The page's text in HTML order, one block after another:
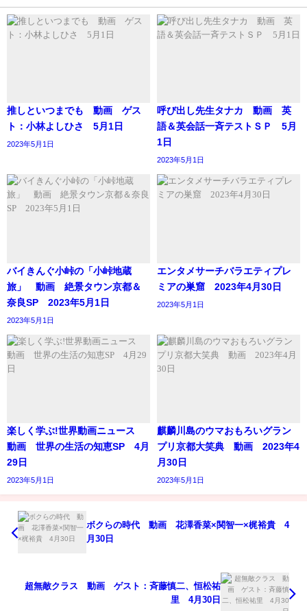
推しといつまでも 動画 ゲス
ト：小林よしひさ 5月1日
2023年5月1日
呼び出し先生タナカ 動画 英
語＆英会話一斉テストＳＰ 5月
1日
2023年5月1日
バイきんぐ小峠の「小峠地蔵
旅」 動画 絶景タウン京都＆
奈良SP 2023年5月1日
2023年5月1日
エンタメサーチバラエティプレ
ミアの巣窟 2023年4月30日
2023年5月1日
楽しく学ぶ!世界動画ニュース
動画 世界の生活の知恵SP 4月
29日
2023年5月1日
麒麟川島のウマおもろいグラン
プリ京都大笑典 動画 2023年4
月30日
2023年5月1日
ボクらの時代 動画 花澤香菜×関智一×梶裕貴 4
月30日
超無敵クラス 動画 ゲスト：斉藤慎二、恒松祐
里 4月30日